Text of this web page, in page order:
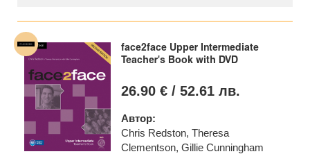
face2face Upper Intermediate
Teacher's Book with DVD
26.90 € / 52.61 лв.
Автор:
Chris Redston, Theresa
Clementson, Gillie Cunningham